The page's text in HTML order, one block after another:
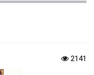
2141